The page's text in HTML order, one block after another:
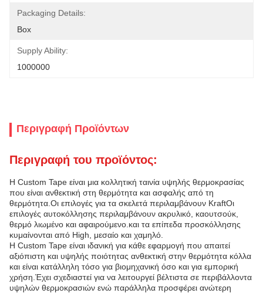
Packaging Details:
Box
Supply Ability:
1000000
Περιγραφή Προϊόντων
Περιγραφή του προϊόντος:
Η Custom Tape είναι μια κολλητική ταινία υψηλής θερμοκρασίας
που είναι ανθεκτική στη θερμότητα και ασφαλής από τη
θερμότητα.Οι επιλογές για τα σκελετά περιλαμβάνουν KraftΟι
επιλογές αυτοκόλλησης περιλαμβάνουν ακρυλικό, καουτσούκ,
θερμό λιωμένο και αφαιρούμενο.και τα επίπεδα προσκόλλησης
κυμαίνονται από High, μεσαίο και χαμηλό.
Η Custom Tape είναι ιδανική για κάθε εφαρμογή που απαιτεί
αξιόπιστη και υψηλής ποιότητας ανθεκτική στην θερμότητα κόλλα
και είναι κατάλληλη τόσο για βιομηχανική όσο και για εμπορική
χρήση.Έχει σχεδιαστεί για να λειτουργεί βέλτιστα σε περιβάλλοντα
υψηλών θερμοκρασιών ενώ παράλληλα προσφέρει ανώτερη